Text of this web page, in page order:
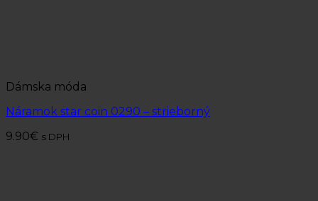
Dámska móda
Náramok star coin 0290 – strieborný
9.90€ s DPH